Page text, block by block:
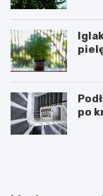
po
R
C